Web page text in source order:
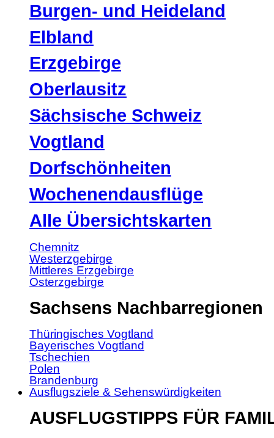
Burgen- und Heideland
Elbland
Erzgebirge
Oberlausitz
Sächsische Schweiz
Vogtland
Dorfschönheiten
Wochenendausflüge
Alle Übersichtskarten
Chemnitz
Westerzgebirge
Mittleres Erzgebirge
Osterzgebirge
Sachsens Nachbarregionen
Thüringisches Vogtland
Bayerisches Vogtland
Tschechien
Polen
Brandenburg
Ausflugsziele & Sehenswürdigkeiten
AUSFLUGSTIPPS FÜR